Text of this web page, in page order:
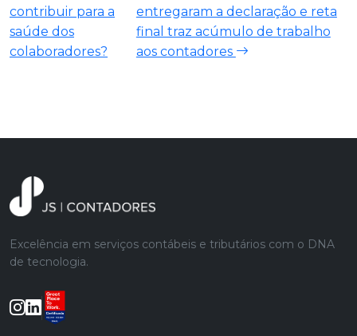
contribuir para a
saúde dos
colaboradores?
entregaram a declaração e reta
final traz acúmulo de trabalho
aos contadores
Excelência em serviços contábeis e tributários com o DNA
de tecnologia.